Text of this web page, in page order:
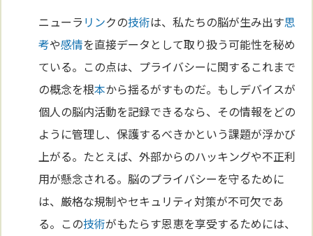
ニューラ リンクの技術は、私たちの脳が生み出す思
考や感情を直接データとして取り扱う可能性を秘め
ている。この点は、プライバシーに関するこれまで
の概念を根本から揺るがすものだ。もしデバイスが
個人の脳内活動を記録できるなら、その情報をどの
ように管理し、保護するべきかという課題が浮かび
上がる。たとえば、外部からのハッキングや不正利
用が懸念される。脳のプライバシーを守るために
は、厳格な規制やセキュリティ対策が不可欠であ
る。この技術がもたらす恩恵を享受するためには、